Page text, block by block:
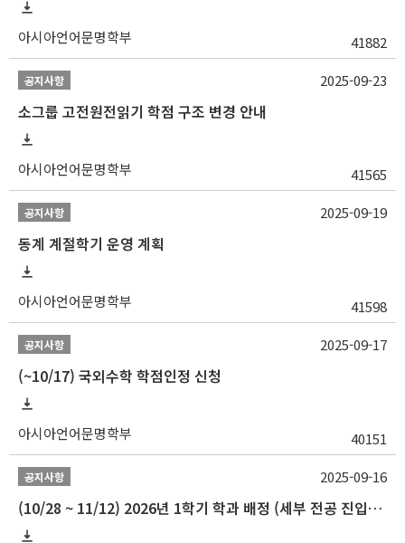
아시아언어문명학부 41882
공지사항
소그룹 고전원전읽기 학점 구조 변경 안내
아시아언어문명학부 41565
2025-09-23
공지사항
동계 계절학기 운영 계획
아시아언어문명학부 41598
2025-09-19
공지사항
(~10/17) 국외수학 학점인정 신청
아시아언어문명학부 40151
2025-09-17
공지사항
(10/28 ~ 11/12) 2026년 1학기 학과 배정 (세부 전공 진입) 안내
2025-09-16